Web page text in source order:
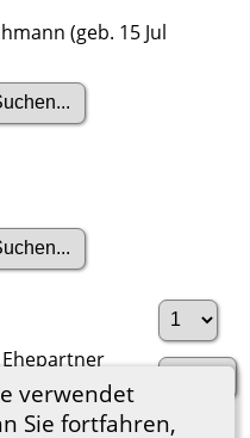
verwendet
Sie fortfahren,
(geb. 15 Jul